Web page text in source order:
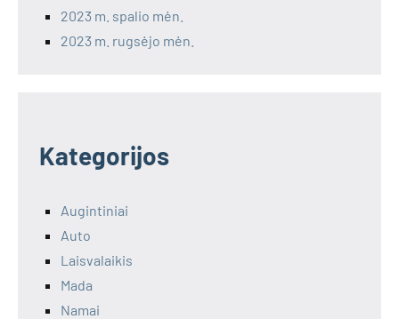
2023 m. spalio mėn.
2023 m. rugsėjo mėn.
Kategorijos
Augintiniai
Auto
Laisvalaikis
Mada
Namai